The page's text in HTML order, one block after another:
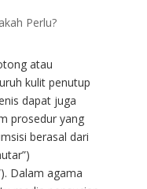
Perlu?
atau
kulit penutup
dapat juga
prosedur yang
berasal dari
Dalam agama